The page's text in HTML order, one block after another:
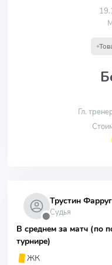
Гл.
⬤
Трустин
Судья
В среднем за матч (по
турнире)
ЖК